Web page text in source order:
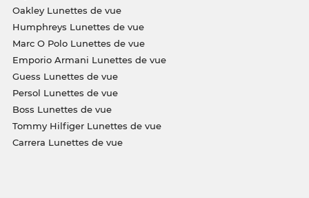
Oakley Lunettes de vue
Humphreys Lunettes de vue
Marc O Polo Lunettes de vue
Emporio Armani Lunettes de vue
Guess Lunettes de vue
Persol Lunettes de vue
Boss Lunettes de vue
Tommy Hilfiger Lunettes de vue
Carrera Lunettes de vue